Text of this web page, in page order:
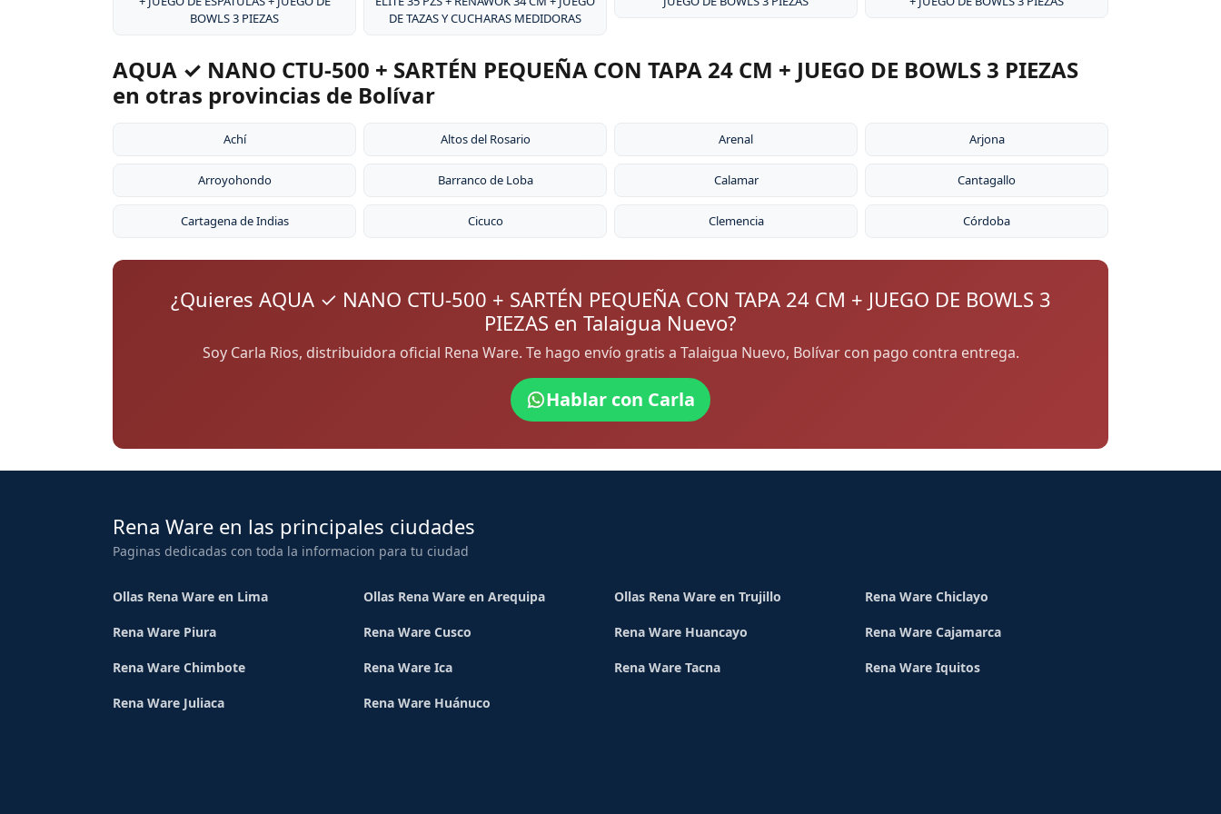
BOWLS 3 PIEZAS
DE TAZAS Y CUCHARAS MEDIDORAS
AQUA ✓ NANO CTU-500 + SARTÉN PEQUEÑA CON TAPA 24 CM + JUEGO DE BOWLS 3 PIEZAS
en otras provincias de Bolívar
Achí Altos del Rosario Arenal Arjona
Arroyohondo Barranco de Loba Calamar Cantagallo
Cartagena de Indias Cicuco Clemencia Córdoba
¿Quieres AQUA ✓ NANO CTU-500 + SARTÉN PEQUEÑA CON TAPA 24 CM + JUEGO DE BOWLS 3
PIEZAS en Talaigua Nuevo?
Soy Carla Rios, distribuidora oficial Rena Ware. Te hago envío gratis a Talaigua Nuevo, Bolívar con pago contra entrega.
Hablar con Carla
Rena Ware en las principales ciudades
Paginas dedicadas con toda la informacion para tu ciudad
Ollas Rena Ware en Lima Ollas Rena Ware en Arequipa Ollas Rena Ware en Trujillo Rena Ware Chiclayo
Rena Ware Piura Rena Ware Cusco Rena Ware Huancayo Rena Ware Cajamarca
Rena Ware Chimbote Rena Ware Ica Rena Ware Tacna Rena Ware Iquitos
Rena Ware Juliaca Rena Ware Huánuco